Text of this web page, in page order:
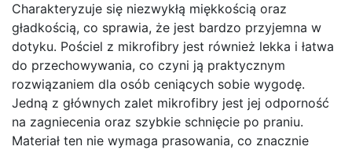
Charakteryzuje się niezwykłą miękkością oraz
gładkością, co sprawia, że jest bardzo przyjemna w
dotyku. Pościel z mikrofibry jest również lekka i łatwa
do przechowywania, co czyni ją praktycznym
rozwiązaniem dla osób ceniących sobie wygodę.
Jedną z głównych zalet mikrofibry jest jej odporność
na zagniecenia oraz szybkie schnięcie po praniu.
Materiał ten nie wymaga prasowania, co znacznie